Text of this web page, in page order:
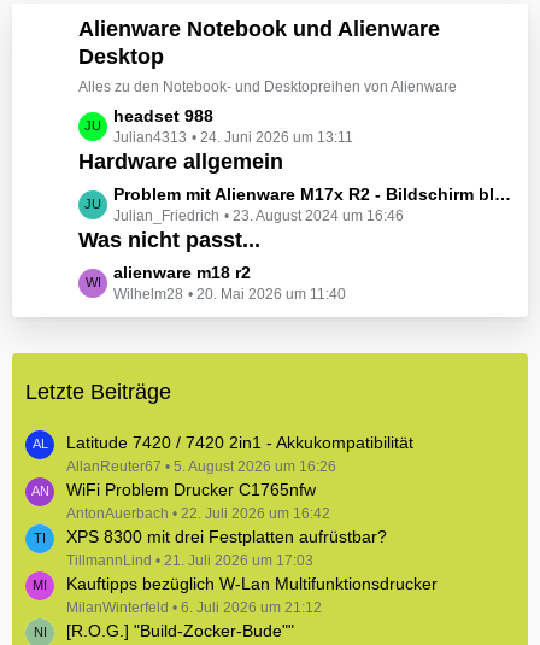
e
t
r
ä
g
e
e
B
e
i
t
r
ä
g
e
Alienware Notebook und Alienware
Desktop
Alles zu den Notebook- und Desktopreihen von Alienware
L
e
t
z
t
e
e
r
g
headset 988
Julian4313 24. Juni 2026 um 13:11
Hardware allgemein
L
e
t
z
t
e
i
ä
g
e
Problem mit Alienware M17x R2 - Bildschirm bleibt schwarz beim Start
Julian_Friedrich 23. August 2024 um 16:46
Was nicht passt...
L
e
t
e
e
i
t
r
ä
g
e
alienware m18 r2
Wilhelm28 20. Mai 2026 um 11:40
Letzte Beiträge
Latitude 7420 / 7420 2in1 - Akkukompatibilität
AllanReuter67 5. August 2026 um 16:26
WiFi Problem Drucker C1765nfw
AntonAuerbach 22. Juli 2026 um 16:42
XPS 8300 mit drei Festplatten aufrüstbar?
TillmannLind 21. Juli 2026 um 17:03
Kauftipps bezüglich W-Lan Multifunktionsdrucker
MilanWinterfeld 6. Juli 2026 um 21:12
[R.O.G.] "Build-Zocker-Bude""